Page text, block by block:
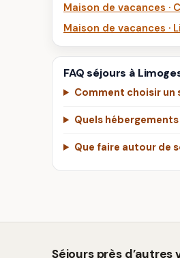
Maison de vacances ·
Maison de vacances ·
FAQ séjours à
Comment choisir un
Quels
Que faire autour de
Séjours près d’autres